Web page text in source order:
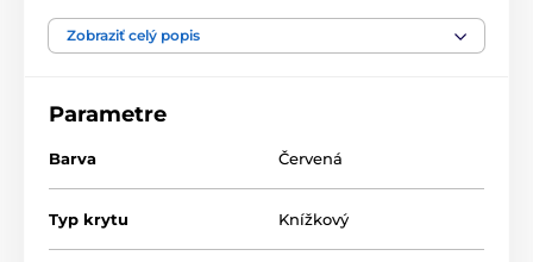
vnútornej strane puzdra sú dve vrecká na kreditné
karty, doklady alebo cestovné lístky. Pevné vnútorné
uzáver puzdra s integrovaným magnetom zaisťujú
bezpečnosť vášho smartfónu.
Zobraziť celý popis
Parametre
Barva Červená
Typ krytu Knížkový